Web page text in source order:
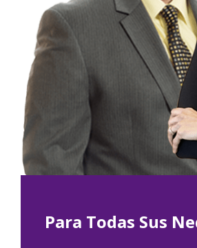
Para Todas Sus